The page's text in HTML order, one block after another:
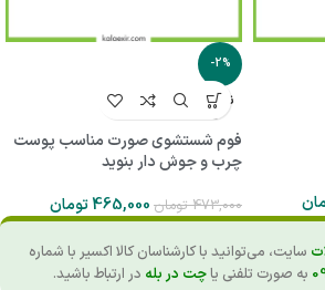
-2%
ناموجو
د
فوم شستشوی صورت مناسب پوست
چرب و جوش دار بنوید
473,000 تومان 465,000تومان
سایت، می‌توانید با کارشناسان کالا اکسیر با شماره
به صورت تلفنی یاچت در بله در ارتباط باشید.